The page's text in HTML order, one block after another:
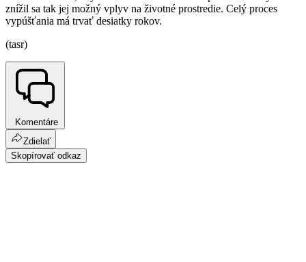
znížil sa tak jej možný vplyv na životné prostredie. Celý proces
vypúšťania má trvať desiatky rokov.
(tasr)
Komentáre
Zdielať
Skopírovať odkaz